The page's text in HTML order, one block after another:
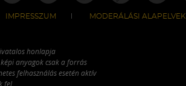
IMPRESSZUM MODERÁLÁSI ALAPELVEK
honlapja
anyagok csak a forrás
felhasználás esetén aktív
fel.